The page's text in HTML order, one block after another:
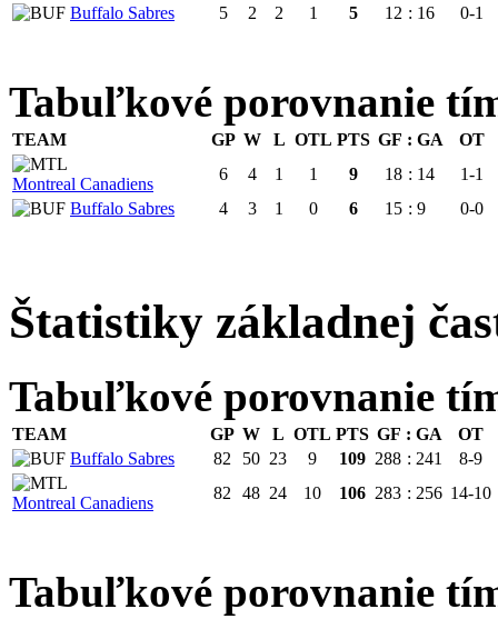
Buffalo Sabres
5 2 2 1 5 12 : 16 0-1
Tabuľkové porovnanie
TEAM GP W L OTL PTS GF : GA OT
Montreal Canadiens
6 4 1 1 9 18 : 14
1-1
Buffalo Sabres
4 3 1 0 6 15 : 9 0-0
Štatistiky základnej
Tabuľkové porovnanie
TEAM GP W L OTL PTS GF : GA
OT
Buffalo Sabres
82 50 23 9 109 288 : 241 8-9
Montreal Canadiens
82 48 24 10 106 283 : 256 14-10
Tabuľkové porovnanie